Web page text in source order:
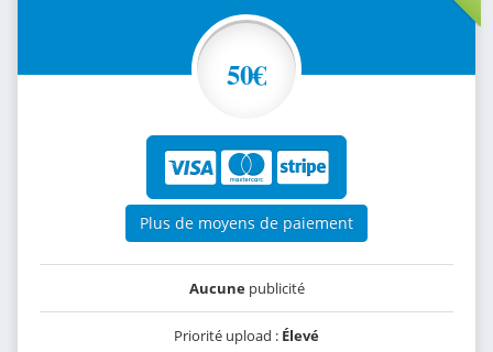
50€
Plus de moyens de paiement
Aucunepublicité
Priorité upload : Élevé